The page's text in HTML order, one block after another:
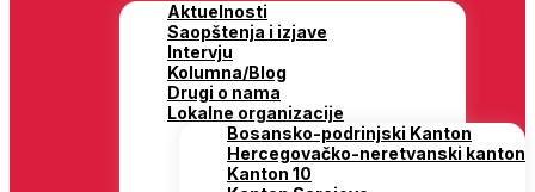
Aktuelnosti
Saopštenja i izjave
Intervju
Kolumna/Blog
Drugi o nama
Lokalne organizacije
Bosansko-podrinjski Kanton
Hercegovačko-neretvanski kanton
Kanton 10